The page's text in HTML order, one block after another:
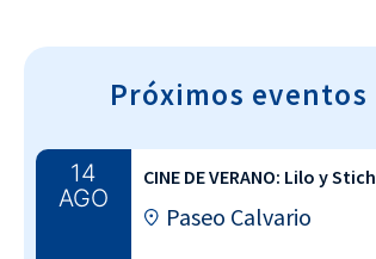
Próximos eventos
14
AGO
CINE DE VERANO: Lilo y Stich
Paseo Calvario